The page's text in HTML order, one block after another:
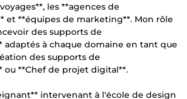
les **agences de
et **équipes de marketing**. Mon rôle
des supports de
à chaque domaine en tant que
des supports de
ou **Chef de projet digital**.
intervenant à l'école de design